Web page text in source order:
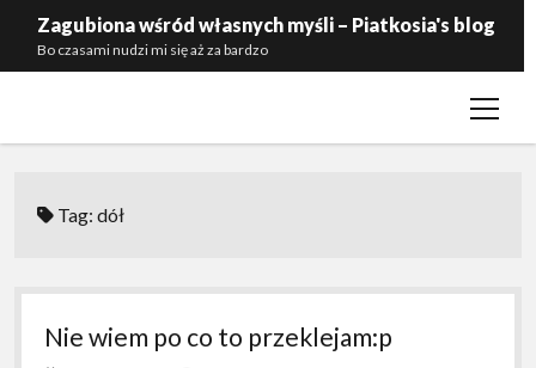
Zagubiona wśród własnych myśli – Piatkosia's blog
Bo czasami nudzi mi się aż za bardzo
open
Tag:dół
Nie wiem po co to przeklejam:p